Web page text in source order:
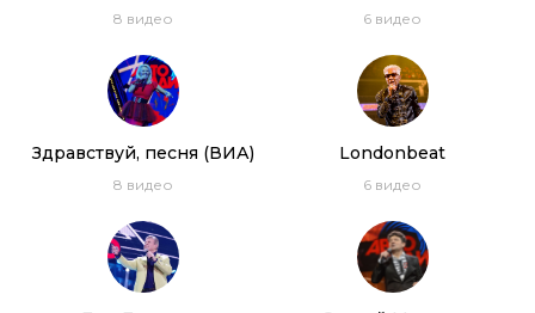
фестиваля Авторадио
Дискотека 80-х (2017) Полная версия
фестиваля Авторадио
фестиваля Авторадио
Дискотека 80-х (2019) Полная версия
фестиваля Авторадио
8 видео 6 видео
Здравствуй, песня (ВИА)
8 видео
Londonbeat
6 видео